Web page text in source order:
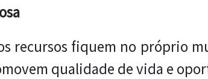
recursos fiquem no próprio
qualidade de vida e